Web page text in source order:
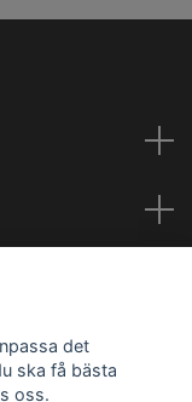
det
ska få bästa
oss.